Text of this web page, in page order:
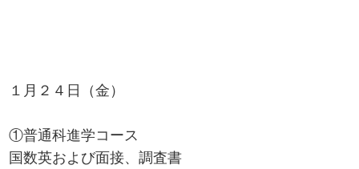
１月２４日（金）
①普通科進学コース
国数英および面接、調査書